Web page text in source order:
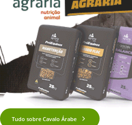
Tudo sobre Cavalo Árabe